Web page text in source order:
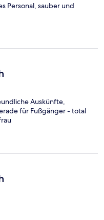
Personal, sauber und
Auskünfte,
für Fußgänger - total